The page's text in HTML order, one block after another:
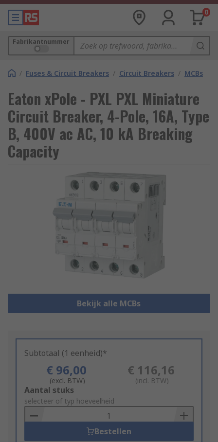
0
Fabrikantnummer
/ Fuses & Circuit Breakers / Circuit Breakers / MCBs
Eaton xPole - PXL PXL Miniature
Circuit Breaker, 4-Pole, 16A, Type
B, 400V ac AC, 10 kA Breaking
Capacity
Bekijk alle MCBs
Subtotaal (1 eenheid)*
€ 96,00
(excl. BTW)
€ 116,16
(incl. BTW)
Add
to
Basket
Aantal stuks
selecteer of typ hoeveelheid
Bestellen